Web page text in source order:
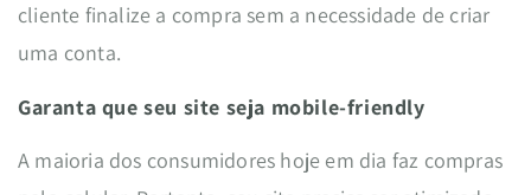
cliente finalize a compra sem a necessidade de criar
uma conta.
Garanta que seu site seja mobile-friendly
A maioria dos consumidores hoje em dia faz compras